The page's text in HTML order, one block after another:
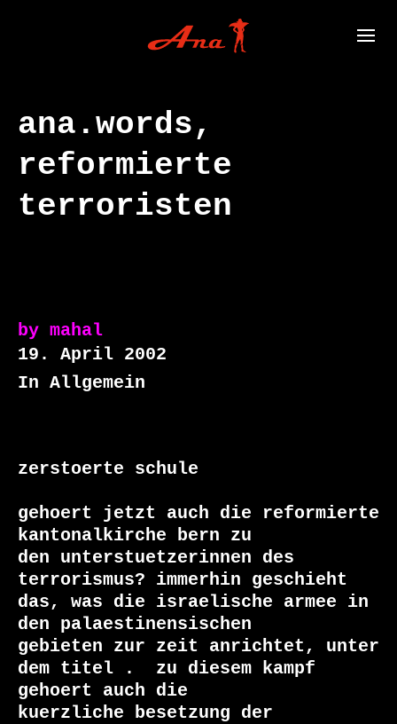
ana.words,
reformierte
terroristen
by mahal
19. April 2002
In Allgemein
zerstoerte schule
gehoert jetzt auch die reformierte
kantonalkirche bern zu
den unterstuetzerinnen des
terrorismus? immerhin geschieht
das, was die israelische armee in
den palaestinensischen
gebieten zur zeit anrichtet, unter
dem titel
.  zu diesem kampf
gehoert auch die
kuerzliche besetzung der